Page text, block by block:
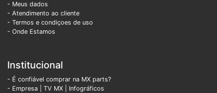
- Meus dados
- Atendimento ao cliente
- Termos e condiçoes de uso
- Onde Estamos
Institucional
- É confiável comprar na MX parts?
- Empresa
TV MX
Infográficos